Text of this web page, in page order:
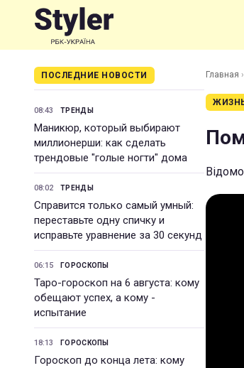
ПОСЛЕДНИЕ НОВОСТИ
08:43 ТРЕНДЫ
Маникюр, который выбирают
миллионерши: как сделать
трендовые "голые ногти" дома
08:02 ТРЕНДЫ
Справится только самый умный:
переставьте одну спичку и
исправьте уравнение за 30 секунд
06:15 ГОРОСКОПЫ
Таро-гороскоп на 6 августа: кому
обещают успех, а кому -
испытание
18:13 ГОРОСКОПЫ
Гороскоп до конца лета: кому
Главная ›